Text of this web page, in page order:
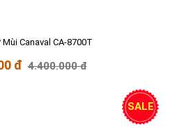
Canaval CA-8700T
đ 4.400.000 đ
SALE